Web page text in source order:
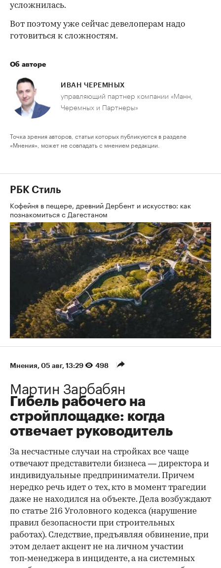
усложнилась.
Вот поэтому уже сейчас девелоперам надо
готовиться к сложностям.
Об авторе
ИВАН ЧЕРЕМНЫХ
управляющий партнер компании «Манн,
Черемных и Партнеры»
Точка зрения авторов, статьи которых публикуются в разделе
«Мнения», может не совпадать с мнением редакции.
РБК Стиль
Кофейня в пещере, древний Дербент и искусство: как
познакомиться с Дагестаном
Мнения⁠, 05 авг, 13:29 498
Мартин Зарбабян
Гибель рабочего на
стройплощадке: когда
отвечает руководитель
За несчастные случаи на стройках все чаще
отвечают представители бизнеса — директора и
индивидуальные предприниматели. Причем
нередко речь идет о тех, кто в момент трагедии
даже не находился на объекте. Дела возбуждают
по статье 216 Уголовного кодекса (нарушение
правил безопасности при строительных
работах). Следствие, предъявляя обвинение, при
этом делает акцент не на личном участии
топ‑менеджера в инциденте, а на системных